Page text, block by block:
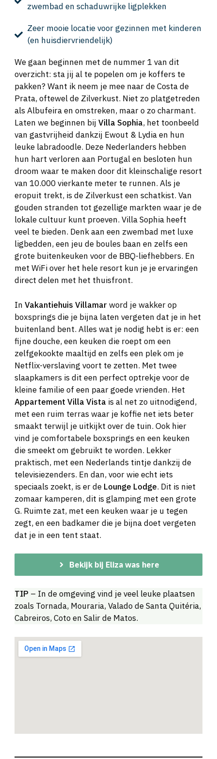
zwembad en schaduwrijke ligplekken
Zeer mooie locatie voor gezinnen met kinderen
(en huisdiervriendelijk)
We gaan beginnen met de nummer 1 van dit
overzicht: sta jij al te popelen om je koffers te
pakken? Want ik neem je mee naar de Costa de
Prata, oftewel de Zilverkust. Niet zo platgetreden
als Albufeira en omstreken, maar o zo charmant.
Laten we beginnen bij Villa Sophia, het toonbeeld
van gastvrijheid dankzij Ewout & Lydia en hun
leuke labradoodle. Deze Nederlanders hebben
hun hart verloren aan Portugal en besloten hun
droom waar te maken door dit kleinschalige resort
van 10.000 vierkante meter te runnen. Als je
eropuit trekt, is de Zilverkust een schatkist. Van
gouden stranden tot gezellige markten waar je de
lokale cultuur kunt proeven. Villa Sophia heeft
veel te bieden. Denk aan een zwembad met luxe
ligbedden, een jeu de boules baan en zelfs een
grote buitenkeuken voor de BBQ-liefhebbers. En
met WiFi over het hele resort kun je je ervaringen
direct delen met het thuisfront.
In Vakantiehuis Villamar word je wakker op
boxsprings die je bijna laten vergeten dat je in het
buitenland bent. Alles wat je nodig hebt is er: een
fijne douche, een keuken die roept om een
zelfgekookte maaltijd en zelfs een plek om je
Netflix-verslaving voort te zetten. Met twee
slaapkamers is dit een perfect optrekje voor de
kleine familie of een paar goede vrienden. Het
Appartement Villa Vista is al net zo uitnodigend,
met een ruim terras waar je koffie net iets beter
smaakt terwijl je uitkijkt over de tuin. Ook hier
vind je comfortabele boxsprings en een keuken
die smeekt om gebruikt te worden. Lekker
praktisch, met een Nederlands tintje dankzij de
televisiezenders. En dan, voor wie echt iets
speciaals zoekt, is er de Lounge Lodge. Dit is niet
zomaar kamperen, dit is glamping met een grote
G. Ruimte zat, met een keuken waar je u tegen
zegt, en een badkamer die je bijna doet vergeten
dat je in een tent staat.
Bekijk bij Eliza was here
TIP – In de omgeving vind je veel leuke plaatsen
zoals Tornada, Mouraria, Valado de Santa Quitéria,
Cabreiros, Coto en Salir de Matos.